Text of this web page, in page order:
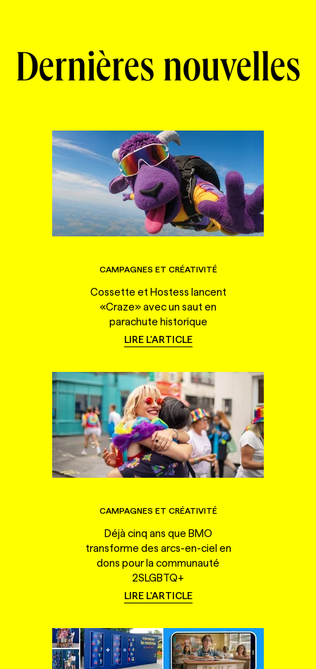
Dernières nouvelles
CAMPAGNES ET CRÉATIVITÉ
Cossette et Hostess lancent
«Craze» avec un saut en
parachute historique
LIRE L'ARTICLE
CAMPAGNES ET CRÉATIVITÉ
Déjà cinq ans que BMO
transforme des arcs-en-ciel en
dons pour la communauté
2SLGBTQ+
LIRE L'ARTICLE